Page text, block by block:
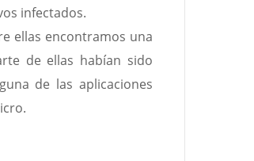
infectados.
ellas encontramos una
de ellas habían sido
de las aplicaciones